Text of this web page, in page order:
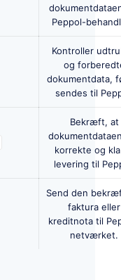
Peppol-
Kontroller
og
dokumentdata,
sendes til
Bekræft, at
korrekte og
levering til
Send den
faktura eller
kreditnota til
netværket.